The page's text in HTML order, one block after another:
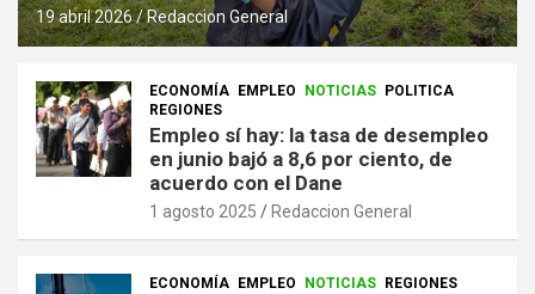
19 abril 2026 Redaccion General
ECONOMÍA EMPLEO NOTICIAS POLITICA
REGIONES
Empleo sí hay: la tasa de desempleo
en junio bajó a 8,6 por ciento, de
acuerdo con el Dane
1 agosto 2025 Redaccion General
ECONOMÍA EMPLEO NOTICIAS REGIONES